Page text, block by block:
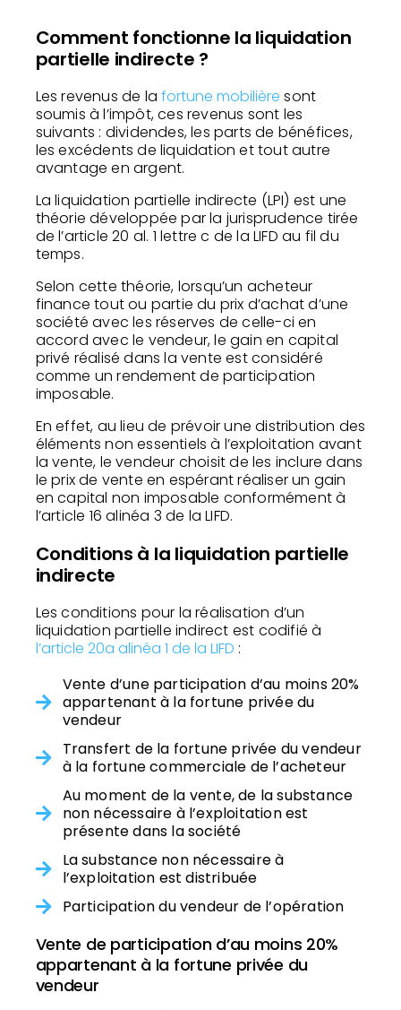
Comment fonctionne la liquidation
partielle indirecte ?
Les revenus de lafortune mobilière sont
soumis à l’impôt, ces revenus sont les
suivants : dividendes, les parts de bénéfices,
les excédents de liquidation et tout autre
avantage en argent.
La liquidation partielle indirecte (LPI) est une
théorie développée par la jurisprudence tirée
de l’article 20 al. 1 lettre c de la LIFD au fil du
temps.
Selon cette théorie, lorsqu’un acheteur
finance tout ou partie du prix d’achat d’une
société avec les réserves de celle-ci en
accord avec le vendeur, le gain en capital
privé réalisé dans la vente est considéré
comme un rendement de participation
imposable.
En effet, au lieu de prévoir une distribution des
éléments non essentiels à l’exploitation avant
la vente, le vendeur choisit de les inclure dans
le prix de vente en espérant réaliser un gain
en capital non imposable conformément à
l’article 16 alinéa 3 de la LIFD.
Conditions à la liquidation partielle
indirecte
Les conditions pour la réalisation d’un
liquidation partielle indirect est codifié à
l’article 20a alinéa 1 de la LIFD :
Vente d’une participation d’au moins 20%
appartenant à la fortune privée du
vendeur
Transfert de la fortune privée du vendeur
à la fortune commerciale de l’acheteur
Au moment de la vente, de la substance
non nécessaire à l’exploitation est
présente dans la société
La substance non nécessaire à
l’exploitation est distribuée
Participation du vendeur de l’opération
Vente de participation d’au moins 20%
appartenant à la fortune privée du
vendeur